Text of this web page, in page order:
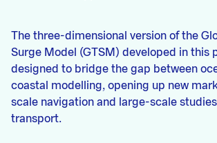
The three-dimensional version of the
Surge Model (GTSM) developed in this
designed to bridge the gap between
coastal modelling, opening up new
scale navigation and large-scale
transport.